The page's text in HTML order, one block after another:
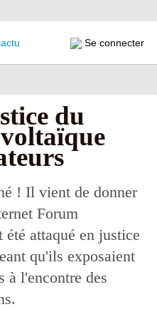
Se connecter
du
! Il vient de donner
Forum
attaqué en justice
qu'ils exposaient
à l'encontre des